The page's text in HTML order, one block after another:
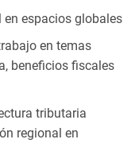
espacios globales
en temas
beneficios fiscales
tributaria
regional en